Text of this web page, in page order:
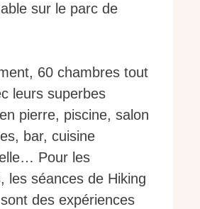
sur le parc de
60 chambres tout
leurs superbes
pierre, piscine, salon
bar, cuisine
Pour les
les séances de Hiking
des expériences